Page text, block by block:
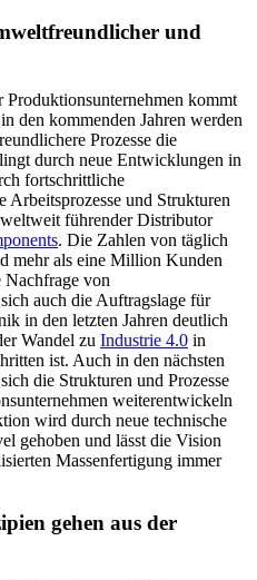
und
kommt
den kommenden Jahren werden
Prozesse die
durch neue Entwicklungen in
fortschrittliche
Arbeitsprozesse und Strukturen
führender Distributor
. Die Zahlen von täglich
mehr als eine Million Kunden
Nachfrage von
auch die Auftragslage für
in den letzten Jahren deutlich
Wandel zu Industrie 4.0 in
ist. Auch in den nächsten
die Strukturen und Prozesse
weiterentwickeln
wird durch neue technische
gehoben und lässt die Vision
Massenfertigung immer
gehen aus der